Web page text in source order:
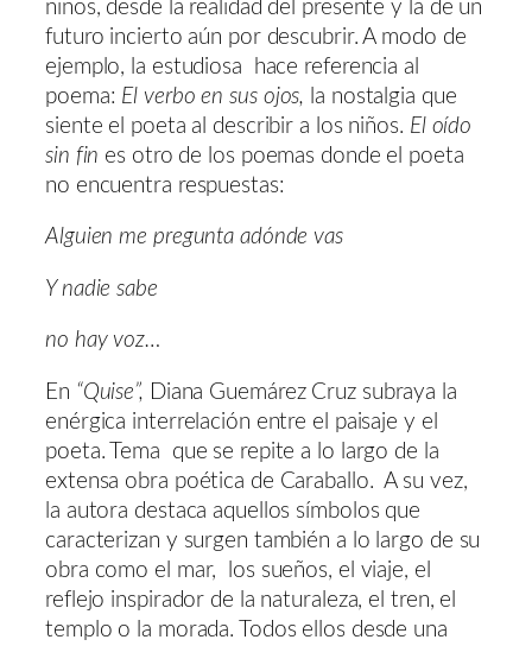
niños, desde la realidad del presente y la de un
futuro incierto aún por descubrir. A modo de
ejemplo, la estudiosa hace referencia al
poema: El verbo en sus ojos, la nostalgia que
siente el poeta al describir a los niños. El oído
sin fin es otro de los poemas donde el poeta
no encuentra respuestas:
Alguien me pregunta adónde vas
Y nadie sabe
no hay voz…
En “Quise”,
Diana Guemárez Cruz subraya la
enérgica interrelación entre el paisaje y el
poeta. Tema que se repite a lo largo de la
extensa obra poética de Caraballo. A su vez,
la autora destaca aquellos símbolos que
caracterizan y surgen también a lo largo de su
obra como el mar, los sueños, el viaje, el
reflejo inspirador de la naturaleza, el tren, el
templo o la morada. Todos ellos desde una